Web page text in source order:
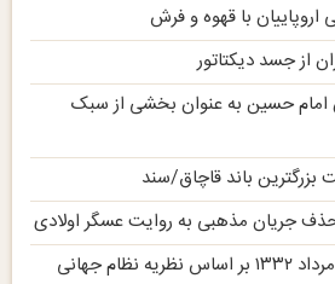
اروپاییان با قهوه و فرش
از جسد دیکتاتور
امام حسین به عنوان بخشی از سبک
باند قاچاق‌/سند
جریان مذهبی به روایت عسگر اولادی